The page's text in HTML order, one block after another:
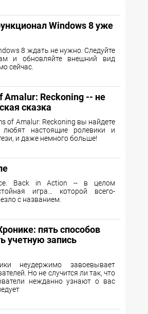
Windows 8 уже
8 ждать не нужно. Следуйте
и обновляйте внешний вид
сейчас.
Amalur: Reckoning -- не
сказка
of Amalur: Reckoning вы найдете
настоящие ролевики и
и даже немного больше!
Back in Action -- в целом
игра… которой всего-
с названием.
пять способов
учетную запись
неудержимо завоевывает
Но не случится ли так, что
нежданно узнают о вас